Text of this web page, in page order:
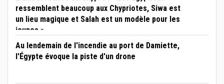
ressemblent beaucoup aux Chypriotes, Siwa est
un lieu magique et Salah est un modèle pour les
jeunes »
Au lendemain de l'incendie au port de Damiette,
l'Égypte évoque la piste d'un drone